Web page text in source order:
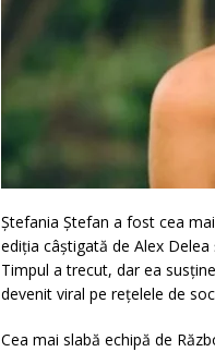
Ștefania Ștefan a fost cea
ediția câștigată de Alex
Timpul a trecut, dar ea
devenit viral pe rețelele de
Cea mai slabă echipă de